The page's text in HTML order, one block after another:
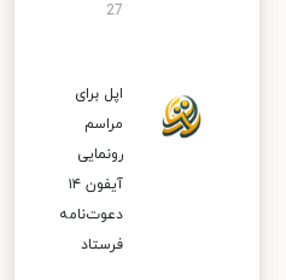
27
اپل برای
مراسم
رونمایی
آیفون ۱۴
دعوت‌نامه
فرستاد